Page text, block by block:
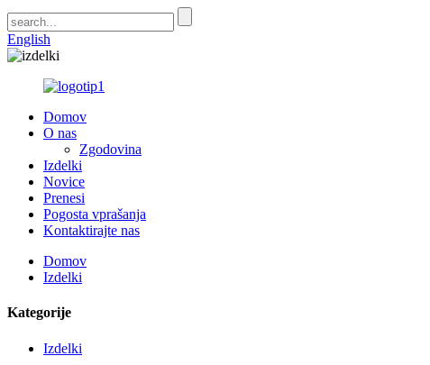
English
Domov
O nas
Zgodovina
Izdelki
Novice
Prenesi
Pogosta vprašanja
Kontaktirajte nas
Domov
Izdelki
Kategorije
Izdelki